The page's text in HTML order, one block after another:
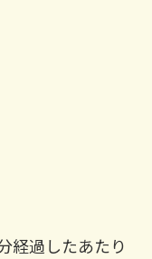
経過したあたり